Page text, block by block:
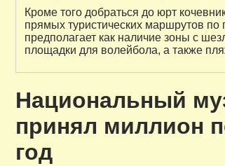
Кроме того добраться до юрт
прямых туристических маршрутов по
предполагает как наличие зоны с
площадки для волейбола, а также
Национальный
принял миллион
год